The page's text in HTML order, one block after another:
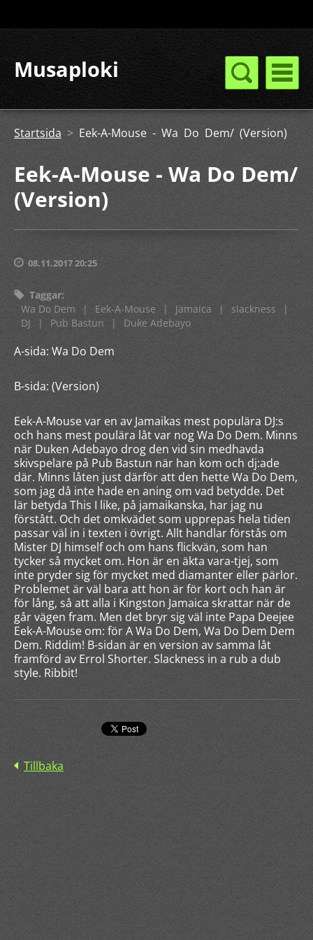
Musaploki
Startsida > Eek-A-Mouse - Wa Do Dem/ (Version)
Eek-A-Mouse - Wa Do Dem/
(Version)
08.11.2017 20:25
Taggar:
Wa Do Dem
| Eek-A-Mouse | Jamaica | slackness
|
DJ
| Pub Bastun | Duke Adebayo
A-sida: Wa Do Dem
B-sida: (Version)
Eek-A-Mouse var en av Jamaikas mest populära DJ:s
och hans mest poulära låt var nog Wa Do Dem. Minns
när Duken Adebayo drog den vid sin medhavda
skivspelare på Pub Bastun när han kom och dj:ade
där. Minns låten just därför att den hette Wa Do Dem,
som jag då inte hade en aning om vad betydde. Det
lär betyda This I like, på jamaikanska, har jag nu
förstått. Och det omkvädet som upprepas hela tiden
passar väl in i texten i övrigt. Allt handlar förstås om
Mister DJ himself och om hans flickvän, som han
tycker så mycket om. Hon är en äkta vara-tjej, som
inte pryder sig för mycket med diamanter eller pärlor.
Problemet är väl bara att hon är för kort och han är
för lång, så att alla i Kingston Jamaica skrattar när de
går vägen fram. Men det bryr sig väl inte Papa Deejee
Eek-A-Mouse om: för A Wa Do Dem, Wa Do Dem Dem
Dem. Riddim! B-sidan är en version av samma låt
framförd av Errol Shorter. Slackness in a rub a dub
style. Ribbit!
Tillbaka